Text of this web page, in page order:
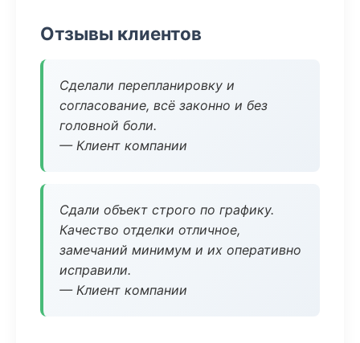
Отзывы клиентов
Сделали перепланировку и
согласование, всё законно и без
головной боли.
— Клиент компании
Сдали объект строго по графику.
Качество отделки отличное,
замечаний минимум и их оперативно
исправили.
— Клиент компании